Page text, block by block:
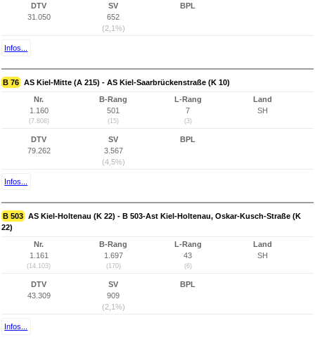
DTV
31.050
SV
652
(2,1%)
BPL
Infos...
B 76 AS Kiel-Mitte (A 215) - AS Kiel-Saarbrückenstraße (K 10)
Nr.
1.160
(7.808)
B-Rang
501
(15)
L-Rang
7
(3)
Land
SH
DTV
79.262
SV
3.567
(4,5%)
BPL
Infos...
B 503 AS Kiel-Holtenau (K 22) - B 503-Ast Kiel-Holtenau, Oskar-Kusch-Straße (K
22)
Nr.
1.161
(14.103)
B-Rang
1.697
(170)
L-Rang
43
(6)
Land
SH
DTV
43.309
SV
909
(2,1%)
BPL
Infos...